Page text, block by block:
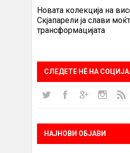
Новата колекција на
Скјапарели ја слави
трансформацијата
СЛЕДЕТЕ НÈ НА
НАЈНОВИ ОБЈАВИ